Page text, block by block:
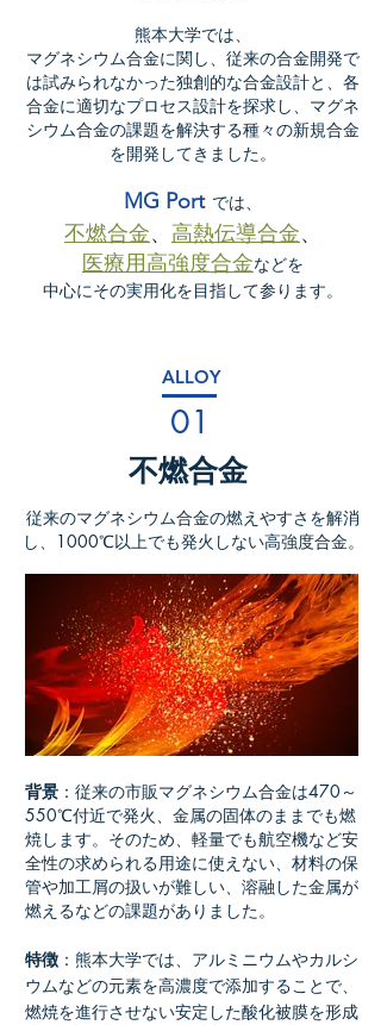
特徴 ：熊本大学では、アルミニウムやカルシ
ウムなどの元素を高濃度で添加することで、
燃焼を進行させない安定した酸化被膜を形成
従来のマグネシウム合金の燃えやすさを解消
し、1000℃以上でも発火しない高強度合金。
熊本大学では、
マグネシウム合金に関し、従来の合金開発で
は試みられなかった独創的な合金設計と、各
合金に適切なプロセス設計を探求し、マグネ
シウム合金の課題を解決する種々の新規合金
を開発してきました。
MG Port では、
不燃合金、 高熱伝導合金、
医療用高強度合金などを
中心にその実用化を目指して参ります。
背景 ：従来の市販マグネシウム合金は470～
550℃付近で発火、金属の固体のままでも燃
焼します。そのため、軽量でも航空機など安
全性の求められる用途に使えない、材料の保
管や加工屑の扱いが難しい、溶融した金属が
燃えるなどの課題がありました。
ALLOY
01
​不燃合金